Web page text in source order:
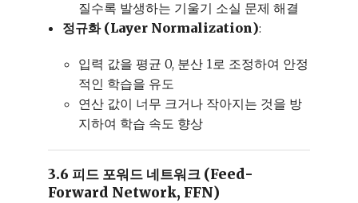
질수록 발생하는 기울기 소실 문제 해결
정규화 (Layer Normalization):
입력 값을 평균 0, 분산 1로 조정하여 안정
적인 학습을 유도
연산 값이 너무 크거나 작아지는 것을 방
지하여 학습 속도 향상
3.6 피드 포워드 네트워크 (Feed-
Forward Network, FFN)